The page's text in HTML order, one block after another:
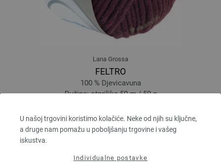
U našoj trgovini koristimo kolačiće. Neke od njih su ključne,
a druge nam pomažu u poboljšanju trgovine i vašeg
iskustva.
Individualne postavke
Lana Grossa
FELTRO
100 % Djevicavuna
Dužina: otprilike 50 m / 50 g
2,94 €
3,43 $
bez PDV-a, dodatno troškovi za dostavu, Osnovna cijena:58,80 €